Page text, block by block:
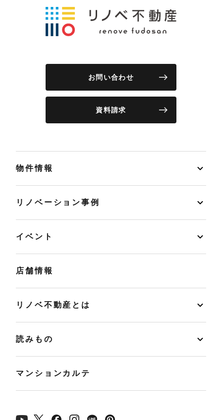
お問い合わせ
資料請求
物件情報
リノベーション事例
イベント
店舗情報
リノベ不動産とは
読みもの
マンションカルテ